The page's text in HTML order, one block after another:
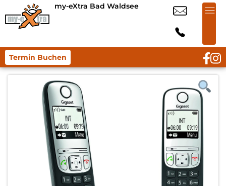
my-eXtra Bad Waldsee
Termin Buchen